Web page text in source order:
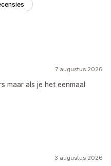
7 augustus 2026
maar als je het eenmaal
3 augustus 2026